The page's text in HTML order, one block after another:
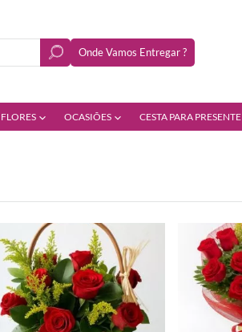
Onde Vamos Entregar ?
OCASIÕES CESTA PARA PRESENTE